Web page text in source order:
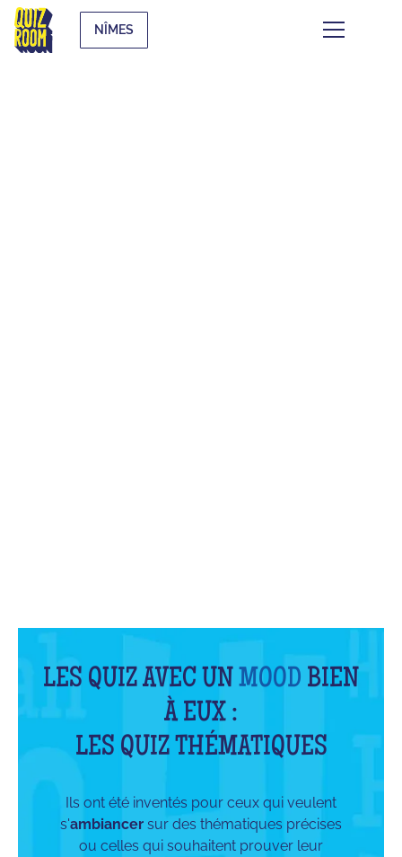
NÎMES
LES QUIZ AVEC UN MOOD BIEN
À EUX :
LES QUIZ THÉMATIQUES
Ils ont été inventés pour ceux qui veulent
s'ambiancer sur des thématiques précises
ou celles qui souhaitent prouver leur